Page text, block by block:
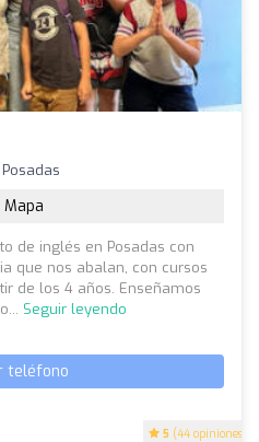
5 (44 opiniones)
Mapa
de inglés en Posadas con
que nos abalan, con cursos
de los 4 años. Enseñamos
Seguir leyendo
teléfono